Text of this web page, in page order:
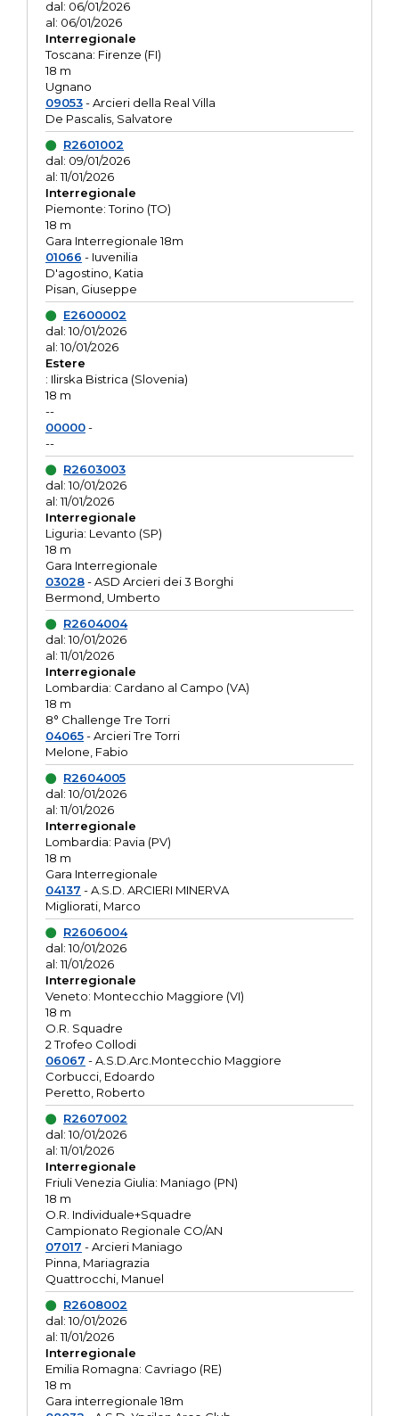
dal: 06/01/2026
al: 06/01/2026
Interregionale
Toscana: Firenze (FI)
18 m
Ugnano
09053- Arcieri della Real Villa
De Pascalis, Salvatore
R2601002
dal: 09/01/2026
al: 11/01/2026
Interregionale
Piemonte: Torino (TO)
18 m
Gara Interregionale 18m
01066 - Iuvenilia
D'agostino, Katia
Pisan, Giuseppe
E2600002
dal: 10/01/2026
al: 10/01/2026
Estere
: Ilirska Bistrica (Slovenia)
18 m
--
00000-
--
R2603003
dal: 10/01/2026
al: 11/01/2026
Interregionale
Liguria: Levanto (SP)
18 m
Gara Interregionale
03028- ASD Arcieri dei 3 Borghi
Bermond, Umberto
R2604004
dal: 10/01/2026
al: 11/01/2026
Interregionale
Lombardia: Cardano al Campo (VA)
18 m
8° Challenge Tre Torri
04065- Arcieri Tre Torri
Melone, Fabio
R2604005
dal: 10/01/2026
al: 11/01/2026
Interregionale
Lombardia: Pavia (PV)
18 m
Gara Interregionale
04137 - A.S.D. ARCIERI MINERVA
Migliorati, Marco
R2606004
dal: 10/01/2026
al: 11/01/2026
Interregionale
Veneto: Montecchio Maggiore (VI)
18 m
O.R. Squadre
2 Trofeo Collodi
06067 - A.S.D.Arc.Montecchio Maggiore
Corbucci, Edoardo
Peretto, Roberto
R2607002
dal: 10/01/2026
al: 11/01/2026
Interregionale
Friuli Venezia Giulia: Maniago (PN)
18 m
O.R. Individuale+Squadre
Campionato Regionale CO/AN
07017 - Arcieri Maniago
Pinna, Mariagrazia
Quattrocchi, Manuel
R2608002
dal: 10/01/2026
al: 11/01/2026
Interregionale
Emilia Romagna: Cavriago (RE)
18 m
Gara interregionale 18m